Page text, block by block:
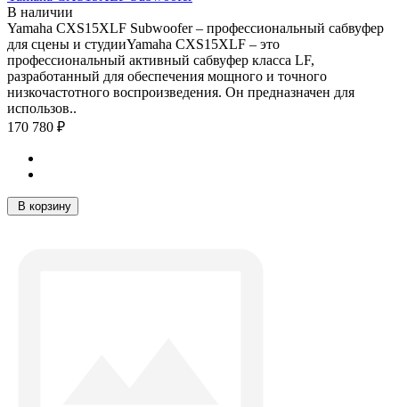
В наличии
Yamaha CXS15XLF Subwoofer – профессиональный сабвуфер
для сцены и студииYamaha CXS15XLF – это
профессиональный активный сабвуфер класса LF,
разработанный для обеспечения мощного и точного
низкочастотного воспроизведения. Он предназначен для
использов..
170 780 ₽
В корзину